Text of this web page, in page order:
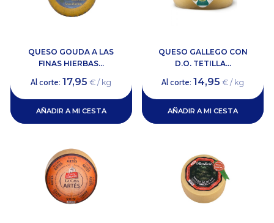
QUESO GOUDA A LAS
FINAS HIERBAS...
Al corte:17,95 € / kg
AÑADIR A MI CESTA
QUESO GALLEGO CON
D.O. TETILLA...
Al corte:14,95 € / kg
AÑADIR A MI CESTA